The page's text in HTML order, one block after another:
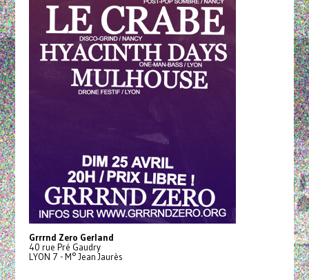
Grrrnd Zero Gerland
40 rue Pré Gaudry
LYON 7 - M° Jean Jaurès